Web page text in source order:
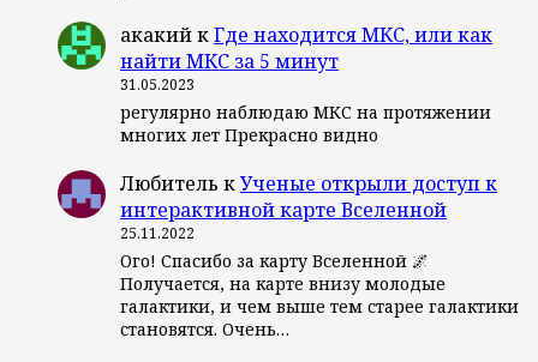
акакийкГде находится МКС, или как
найти МКС за 5 минут
31.05.2023
регулярно наблюдаю МКС на протяжении
многих лет Прекрасно видно
Любитель кУченые открыли доступ к
интерактивной карте Вселенной
25.11.2022
Ого! Спасибо за карту Вселенной 🌌
Получается, на карте внизу молодые
галактики, и чем выше тем старее галактики
становятся. Очень…